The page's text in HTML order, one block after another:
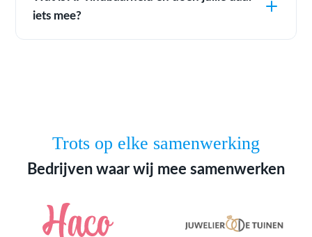
iets mee?
Trots op elke samenwerking
Bedrijven waar wij mee samenwerken